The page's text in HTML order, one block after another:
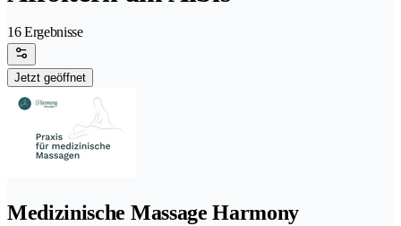
16 Ergebnisse
Jetzt geöffnet
Medizinische Massage Harmony